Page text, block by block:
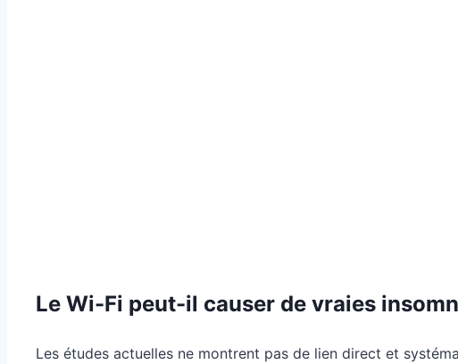
Le Wi-Fi peut-il causer de vraies
Les études actuelles ne montrent pas de lien direct et